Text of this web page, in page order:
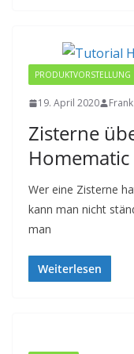
PRODUKTVORSTELLUNG
19. April 2020
Zisterne
Wer eine Zisterne
kann man nicht
man
Weiterlesen